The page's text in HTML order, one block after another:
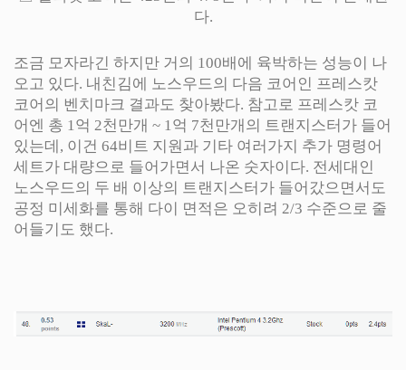
다.
조금 모자라긴 하지만 거의 100배에 육박하는 성능이 나
오고 있다. 내친김에 노스우드의 다음 코어인 프레스캇
코어의 벤치마크 결과도 찾아봤다. 참고로 프레스캇 코
어엔 총 1억 2천만개 ~ 1억 7천만개의 트랜지스터가 들어
있는데, 이건 64비트 지원과 기타 여러가지 추가 명령어
세트가 대량으로 들어가면서 나온 숫자이다. 전세대인
노스우드의 두 배 이상의 트랜지스터가 들어갔으면서도
공정 미세화를 통해 다이 면적은 오히려 2/3 수준으로 줄
어들기도 했다.